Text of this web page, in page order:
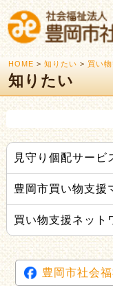
HOME > 知りたい > 買い
知りたい
見守り個配サービ
豊岡市買い物支援
買い物支援ネット
豊岡市社会